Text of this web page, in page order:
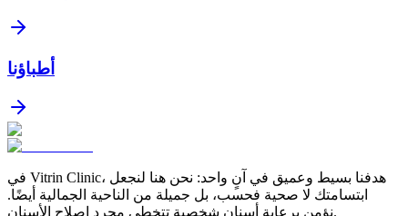
أطباؤنا
في Vitrin Clinic، هدفنا بسيط وعميق في آنٍ واحد: نحن هنا لنجعل
ابتسامتك لا صحية فحسب، بل جميلة من الناحية الجمالية أيضًا.
نؤمن برعاية أسنان شخصية تتخطى مجرد إصلاح الأسنان.